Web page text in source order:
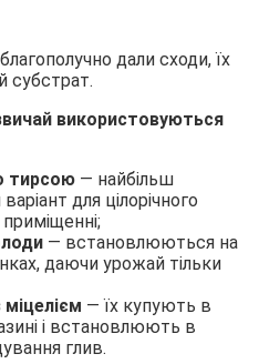
дали сходи, їх
субстрат.
використовуються
тирсою — найбільш
для цілорічного
— встановлюються на
даючи урожай тільки
міцелієм — їх купують в
і встановлюють в
глив.